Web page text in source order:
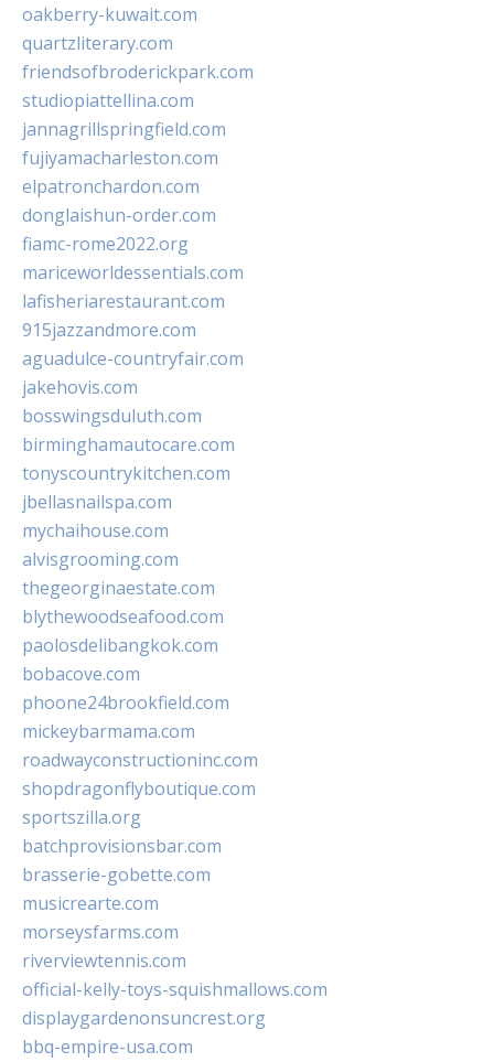
oakberry-kuwait.com
quartzliterary.com
friendsofbroderickpark.com
studiopiattellina.com
jannagrillspringfield.com
fujiyamacharleston.com
elpatronchardon.com
donglaishun-order.com
fiamc-rome2022.org
mariceworldessentials.com
lafisheriarestaurant.com
915jazzandmore.com
aguadulce-countryfair.com
jakehovis.com
bosswingsduluth.com
birminghamautocare.com
tonyscountrykitchen.com
jbellasnailspa.com
mychaihouse.com
alvisgrooming.com
thegeorginaestate.com
blythewoodseafood.com
paolosdelibangkok.com
bobacove.com
phoone24brookfield.com
mickeybarmama.com
roadwayconstructioninc.com
shopdragonflyboutique.com
sportszilla.org
batchprovisionsbar.com
brasserie-gobette.com
musicrearte.com
morseysfarms.com
riverviewtennis.com
official-kelly-toys-squishmallows.com
displaygardenonsuncrest.org
bbq-empire-usa.com